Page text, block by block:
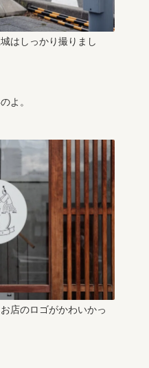
はしっかり撮りまし
よ。
店のロゴがかわいかっ